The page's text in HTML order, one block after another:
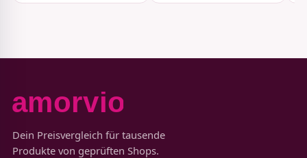
Dein Preisvergleich für tausende
Produkte von geprüften Shops.